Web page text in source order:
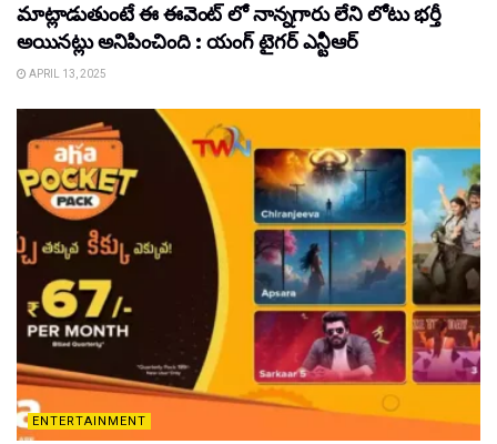
మాట్లాడుతుంటే ఈ ఈవెంట్ లో నాన్నగారు లేని లోటు భర్తీ
అయినట్లు అనిపించింది : యంగ్ టైగర్ ఎన్టీఆర్
APRIL 13, 2025
ENTERTAINMENT